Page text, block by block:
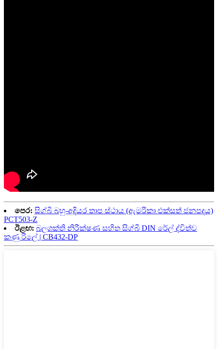
පෙර: සිග්බී බහු-අදියර තාප ස්ථාය (ඇමරිකා එක්සත් ජනපදය)
PCT503-Z
ඊළඟ: බලශක්ති නිරීක්ෂණ සහිත සිග්බී DIN රේල් ද්විත්ව
කණු රිලේ | CB432-DP